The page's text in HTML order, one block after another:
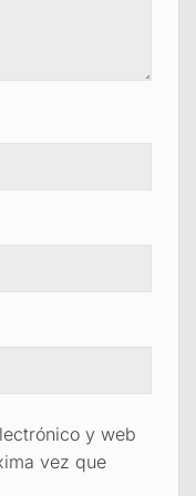
y web
vez que